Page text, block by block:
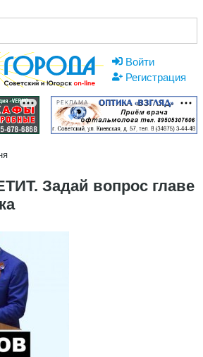
Войти
Регистрация
РЕКЛАМА
Задай вопрос главе